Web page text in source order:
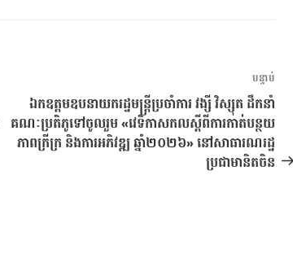
បន្ទាប់
ឯកឧត្តមឧបនាយករដ្ឋមន្ត្រីប្រចាំការ វង្សី វិស្សុត ដឹកនាំ
គណៈប្រតិភូទៅចូលរួម «វេទិកាសកលស្តីពីការកាត់បន្ថយ
ភាពក្រីក្រ និងការអភិវឌ្ឍ ឆ្នាំ២០២៦» នៅសាធារណរដ្ឋ
ប្រជាមានិតចិន